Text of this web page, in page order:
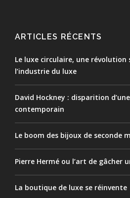
ARTICLES RÉCENTS
Le luxe circulaire, une
l’industrie du luxe
David Hockney : disparition
contemporain
Le boom des bijoux de seconde
Pierre Hermé ou l’art de gâcher
La boutique de luxe se réinvente